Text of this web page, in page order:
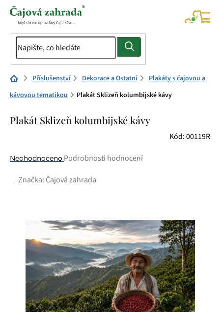
Přejít
Domů Příslušenství Dekorace a Ostatní
Plakáty s čajovou a
kávovou tematikou
Plakát Sklizeň kolumbijské kávy
Plakát Sklizeň kolumbijské kávy
Kód:00119R
Průměrné
produktu
hvězdiček.
Neohodnoceno Podrobnosti hodnocení
Značka: Čajová zahrada